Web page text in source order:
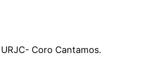
Coro Cantamos.